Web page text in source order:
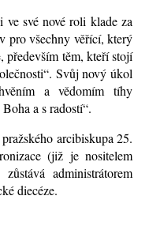
ve své nové roli klade za
pro všechny věřící, který
především těm, kteří stojí
Svůj nový úkol
a vědomím tíhy
a s radostí“.
arcibiskupa 25.
(již je nositelem
administrátorem
diecéze.